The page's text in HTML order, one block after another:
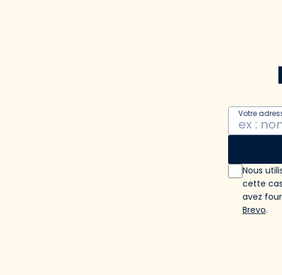
Votre
Nous
cette
avez
Brevo.